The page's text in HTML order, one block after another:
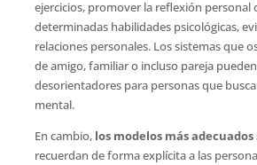
ejercicios, promover la reflexión personal
determinadas habilidades psicológicas,
relaciones personales. Los sistemas que
de amigo, familiar o incluso pareja
desorientadores para personas que
mental.
En cambio, los modelos más adecuados
recuerdan de forma explícita a las